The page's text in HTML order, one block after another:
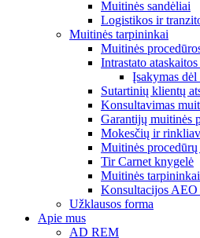
Muitinės sandėliai
Logistikos ir
Muitinės tarpininkai
Muitinės
Intrastato
Įsakymas dėl
Sutartinių klientų
Konsultavimas
Garantijų muitinės
Mokesčių ir
Muitinės
Tir Carnet knygelė
Muitinės
Konsultacijos
Užklausos forma
Apie mus
AD REM